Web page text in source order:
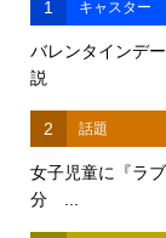
1 キャスター
バレンタインデ
説
2 話題
女子児童に『ラ
分 ...